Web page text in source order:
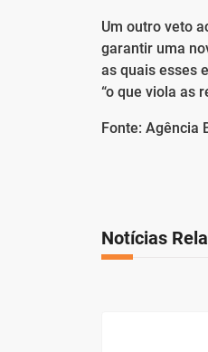
Um outro veto
garantir uma
as quais esses
“o que viola as
Fonte: Agência
Notícias